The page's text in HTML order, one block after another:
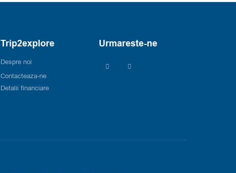
Trip2explore
Despre noi
Contacteaza-ne
Detalii financiare
Urmareste-ne